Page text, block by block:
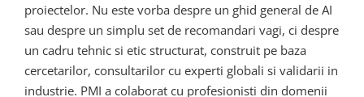
proiectelor. Nu este vorba despre un ghid general de AI
sau despre un simplu set de recomandari vagi, ci despre
un cadru tehnic si etic structurat, construit pe baza
cercetarilor, consultarilor cu experti globali si validarii in
industrie. PMI a colaborat cu profesionisti din domenii